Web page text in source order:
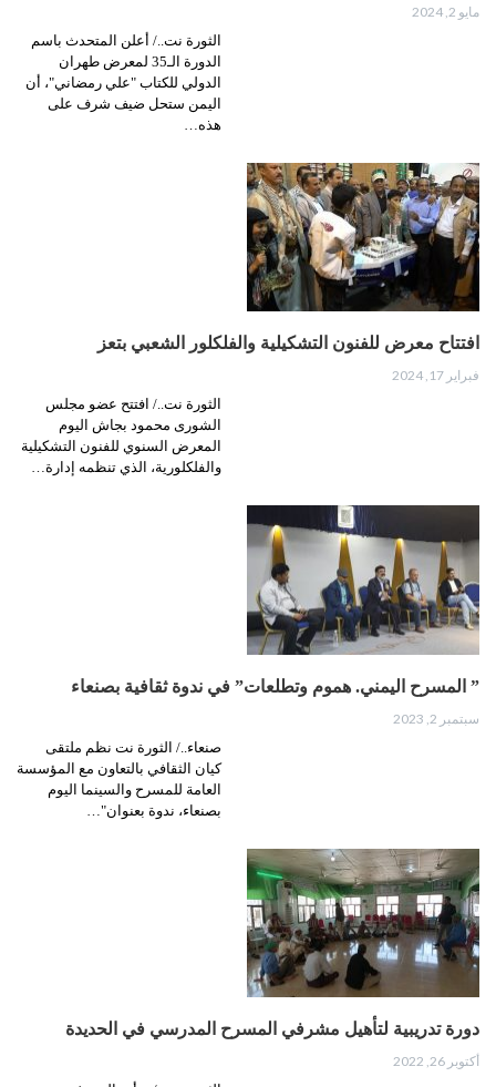
مايو 2, 2024
الثورة نت../ أعلن المتحدث باسم
الدورة الـ35 لمعرض طهران
الدولي للكتاب "علي رمضاني"، أن
اليمن ستحل ضيف شرف على
هذه…
افتتاح معرض للفنون التشكيلية والفلكلور الشعبي بتعز
فبراير 17, 2024
الثورة نت../ افتتح عضو مجلس
الشورى محمود بجاش اليوم
المعرض السنوي للفنون التشكيلية
والفلكلورية، الذي تنظمه إدارة…
” المسرح اليمني. هموم وتطلعات” في ندوة ثقافية بصنعاء
سبتمبر 2, 2023
صنعاء../ الثورة نت نظم ملتقى
كيان الثقافي بالتعاون مع المؤسسة
العامة للمسرح والسينما اليوم
بصنعاء، ندوة بعنوان"…
دورة تدريبية لتأهيل مشرفي المسرح المدرسي في الحديدة
أكتوبر 26, 2022